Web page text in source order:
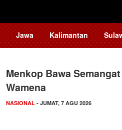
Jawa Kalimantan
Menkop Bawa
Wamena
NASIONAL - JUMAT, 7 AGU 2026
Tingkatkan Daya Saing
Teknologi…
NASIONAL - JUMAT, 7 AGU 2026